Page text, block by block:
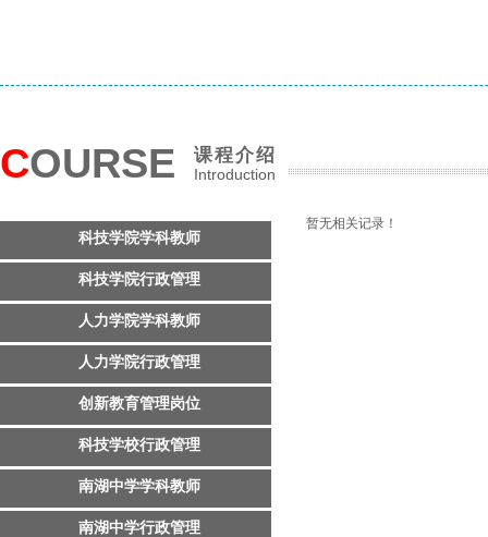
COURSE 课程介绍
Introduction
暂无相关记录！
科技学院学科教师
科技学院行政管理
人力学院学科教师
人力学院行政管理
创新教育管理岗位
科技学校行政管理
南湖中学学科教师
南湖中学行政管理